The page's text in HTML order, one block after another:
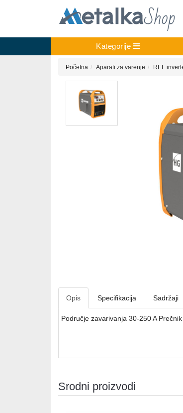
Kategorije
Početna Aparati za varenje REL
Opis Specifikacija Sadržaji
Područje zavarivanja 30-250 A
Srodni proizvodi